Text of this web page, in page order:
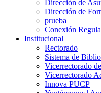
Dirección de
Dirección de
prueba
Conexión
Institucional
Rectorado
Sistema de
Vicerrectorado
Vicerrectorado
Innova PUCP